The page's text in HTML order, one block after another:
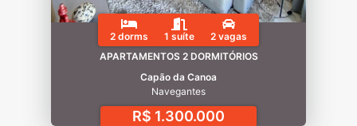
2 dorms 1 suíte
2 vagas
APARTAMENTOS 2 DORMITÓRIOS
Capão da Canoa
Navegantes
R$ 1.300.000